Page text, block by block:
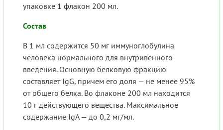
упаковке 1 флакон 200 мл.
Состав
В 1 мл содержится 50 мг иммуноглобулина
человека нормального для внутривенного
введения. Основную белковую фракцию
составляет IgG, причем его доля — не менее 95%
от общего белка. Во флаконе 200 мл находится
10 г действующего вещества. Максимальное
содержание IgA — до 0,2 мг/мл.